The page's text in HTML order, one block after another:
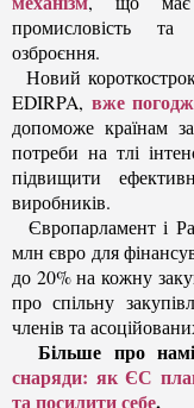
промисловість та
озброєння.
Новий
EDIRPA, вже
допоможе країнам
потреби на тлі
підвищити
виробників.
Європарламент і
млн євро для
до 20% на кожну
про спільну
членів та
Більше про
снаряди: як ЄС
та посилити себе.